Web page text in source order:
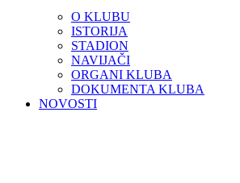
O KLUBU
ISTORIJA
STADION
NAVIJAČI
ORGANI KLUBA
DOKUMENTA KLUBA
NOVOSTI